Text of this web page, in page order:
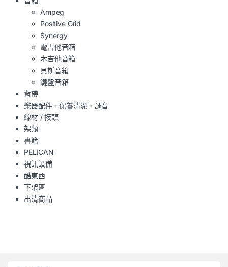
Ampeg
Positive Grid
Synergy
電吉他音箱
木吉他音箱
貝斯音箱
鍵盤音箱
背帶
樂器配件、保養清潔、調音
線材 / 接頭
架類
書籍
PELICAN
視訊設備
酷東西
下架區
出清商品